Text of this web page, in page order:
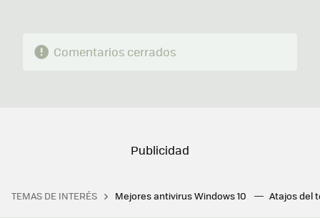
Comentarios cerrados
TEMAS DE INTERÉS Mejores antivirus Windows 10 Atajos del